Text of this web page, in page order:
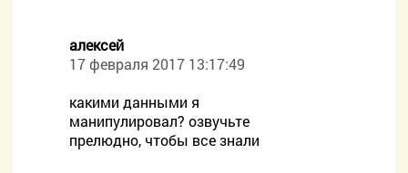
алексей
17 февраля 2017 13:17:49
какими данными я
манипулировал? озвучьте
прелюдно, чтобы все знали